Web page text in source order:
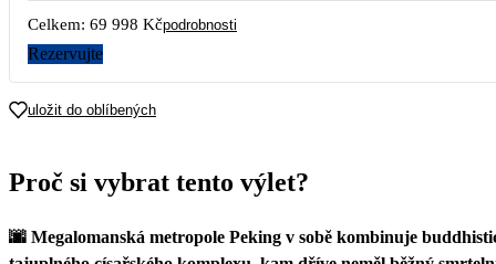
Celkem: 69 998 Kčpodrobnosti
Rezervujte
uložit do oblíbených
Proč si vybrat tento výlet?
🌆 Megalomanská metropole Peking v sobě kombinuje